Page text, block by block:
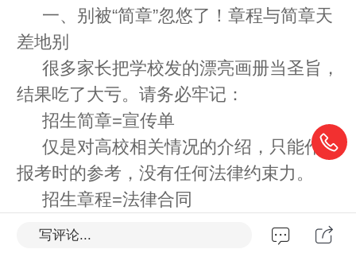
一、别被“简章”忽悠了！章程与简章天
差地别
很多家长把学校发的漂亮画册当圣旨，
结果吃了大亏。请务必牢记：
招生简章=宣传单
仅是对高校相关情况的介绍，只能作为
报考时的参考，没有任何法律约束力。
招生章程=法律合同
它是经主管部门依据国家法律和招生政
策审核备案后向社会公布的，不得擅自更
写评论...